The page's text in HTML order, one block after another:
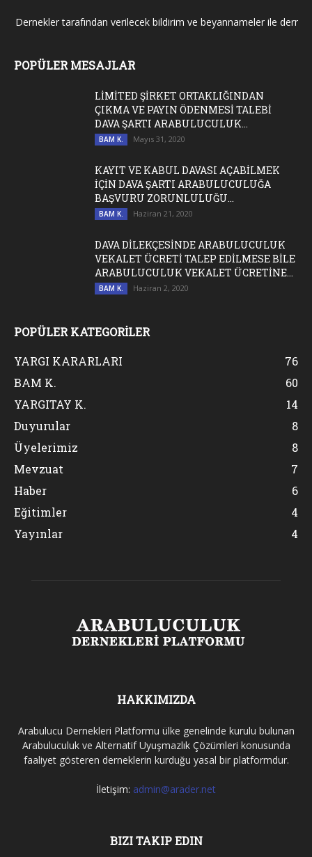
Dernekler tarafından verilecek bildirim ve beyannameler ile dernek
POPÜLER MESAJLAR
LİMİTED ŞİRKET ORTAKLIĞINDAN
ÇIKMA VE PAYIN ÖDENMESİ TALEBİ
DAVA ŞARTI ARABULUCULUK...
BAM K. Mayıs 31, 2020
KAYIT VE KABUL DAVASI AÇABİLMEK
İÇİN DAVA ŞARTI ARABULUCULUĞA
BAŞVURU ZORUNLULUĞU...
BAM K. Haziran 21, 2020
DAVA DİLEKÇESİNDE ARABULUCULUK
VEKALET ÜCRETİ TALEP EDİLMESE BİLE
ARABULUCULUK VEKALET ÜCRETİNE...
BAM K. Haziran 2, 2020
POPÜLER KATEGORİLER
YARGI KARARLARI
76
BAM K.
60
YARGITAY K.
14
Duyurular
8
Üyelerimiz
8
Mevzuat
7
Haber
6
Eğitimler
4
Yayınlar
4
HAKKIMIZDA
Arabulucu Dernekleri Platformu ülke genelinde kurulu bulunan
Arabuluculuk ve Alternatif Uyuşmazlık Çözümleri konusunda
faaliyet gösteren derneklerin kurduğu yasal bir platformdur.
İletişim: admin@arader.net
BIZI TAKIP EDIN